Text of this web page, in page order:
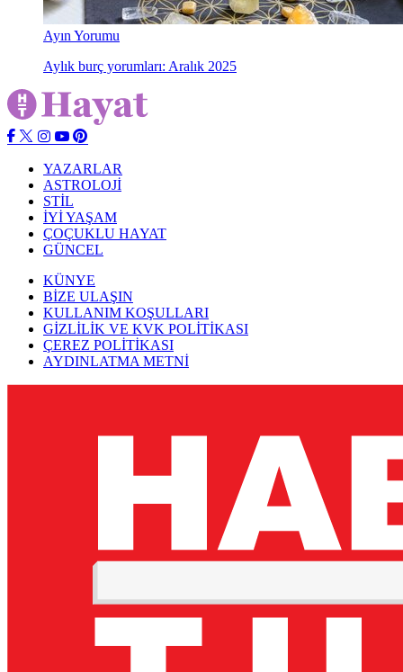
Ayın Yorumu
Aylık burç yorumları: Aralık 2025
YAZARLAR
ASTROLOJİ
STİL
İYİ YAŞAM
ÇOÇUKLU HAYAT
GÜNCEL
KÜNYE
BİZE ULAŞIN
KULLANIM KOŞULLARI
GİZLİLİK VE KVK POLİTİKASI
ÇEREZ POLİTİKASI
AYDINLATMA METNİ